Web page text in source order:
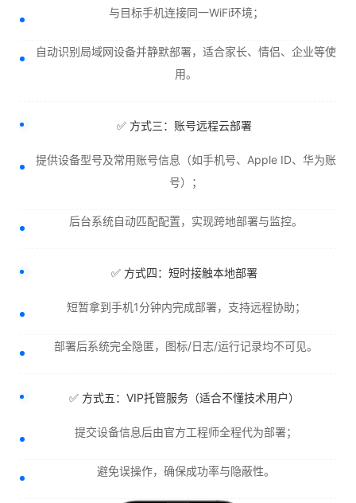
与目标手机连接同一WiFi环境；
自动识别局域网设备并静默部署，适合家长、情侣、企业等使
用。
✅ 方式三：账号远程云部署
提供设备型号及常用账号信息（如手机号、Apple ID、华为账
号）；
后台系统自动匹配配置，实现跨地部署与监控。
✅ 方式四：短时接触本地部署
短暂拿到手机1分钟内完成部署，支持远程协助；
部署后系统完全隐匿，图标/日志/运行记录均不可见。
✅ 方式五：VIP托管服务（适合不懂技术用户）
提交设备信息后由官方工程师全程代为部署；
避免误操作，确保成功率与隐蔽性。